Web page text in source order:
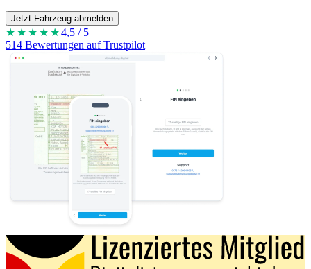
Jetzt Fahrzeug abmelden
★★★★ ★4,5 / 5
514 Bewertungen auf Trustpilot